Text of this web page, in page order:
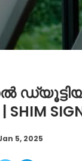
SHIM
5, 2025